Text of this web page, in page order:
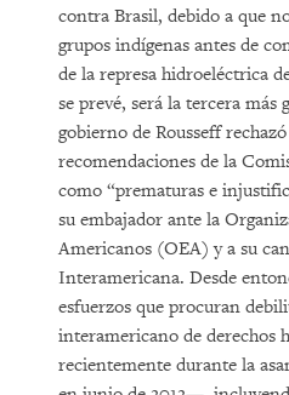
contra Brasil, debido a que
grupos indígenas antes de
de la represa hidroeléctrica
se prevé, será la tercera más
gobierno de Rousseff
recomendaciones de la
como “prematuras e
su embajador ante la
Americanos (OEA) y a su
Interamericana. Desde
esfuerzos que procuran
interamericano de derechos
recientemente durante la